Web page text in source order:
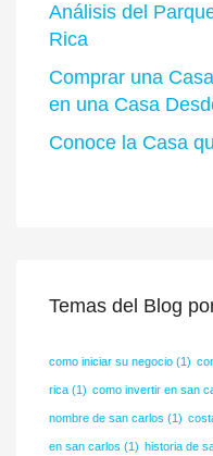
Análisis del
Rica
Comprar una
en una Casa
Conoce la Casa
Temas del Blog
como iniciar su negocio (1)
rica (1) como invertir en san
nombre de san carlos (1)
en san carlos (1) historia de